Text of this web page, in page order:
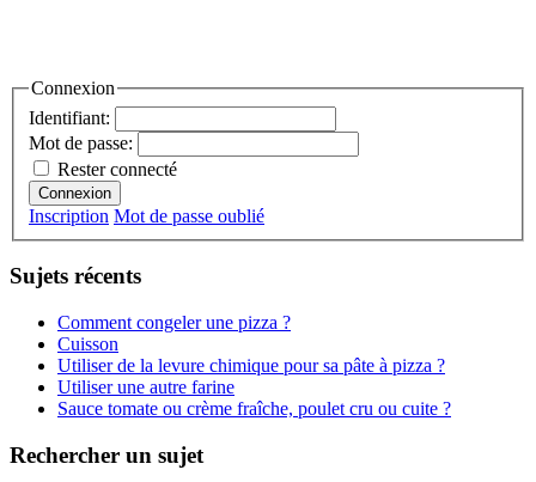
Connexion
Identifiant:
Mot de passe:
Rester connecté
Connexion
Inscription Mot de passe oublié
Sujets récents
Comment congeler une pizza ?
Cuisson
Utiliser de la levure chimique pour sa pâte à pizza ?
Utiliser une autre farine
Sauce tomate ou crème fraîche, poulet cru ou cuite ?
Rechercher un sujet